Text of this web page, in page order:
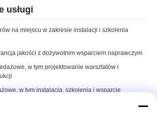
usługi
na miejscu w zakresie instalacji i szkolenia
jakości z dożywotnim wsparciem naprawczym
w tym projektowanie warsztatów i
w tym instalacja, szkolenia i wsparcie